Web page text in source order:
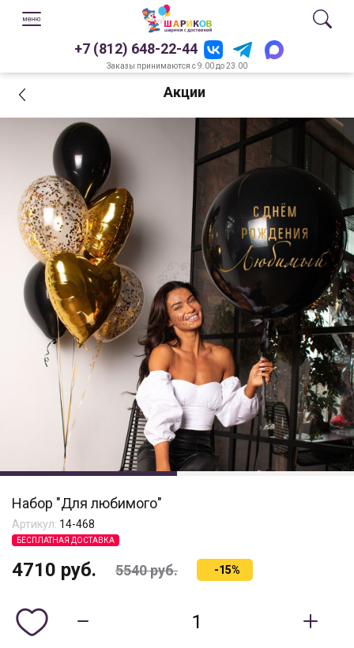
+7 (812) 648-22-44
Заказы принимаются с 9.00 до 23.00
Акции
Набор "Для любимого"
Артикул: 14-468
БЕСПЛАТНАЯ ДОСТАВКА
4710 руб. 5540руб. -15%